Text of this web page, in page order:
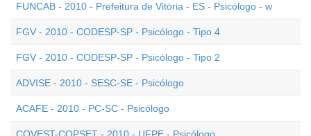
FUNCAB - 2010 - Prefeitura de Vitória - ES - Psicólogo - w
FGV - 2010 - CODESP-SP - Psicólogo - Tipo 4
FGV - 2010 - CODESP-SP - Psicólogo - Tipo 2
ADVISE - 2010 - SESC-SE - Psicólogo
ACAFE - 2010 - PC-SC - Psicólogo